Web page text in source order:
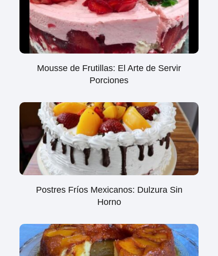
Mousse de Frutillas: El Arte de Servir
Porciones
Postres Fríos Mexicanos: Dulzura Sin
Horno